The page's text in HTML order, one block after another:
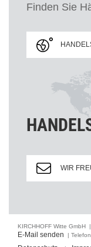
Finden Sie
WIR
KIRCHHOFF Witte
E-Mail senden |